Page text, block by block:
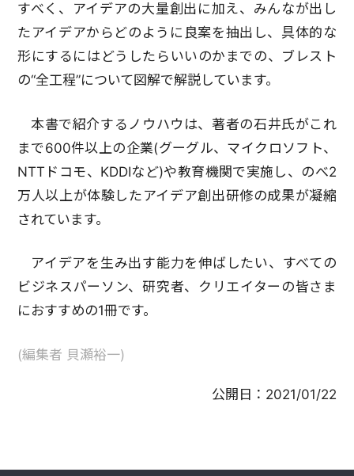
すべく、アイデアの大量創出に加え、みんなが出し
たアイデアからどのように良案を抽出し、具体的な
形にするにはどうしたらいいのかまでの、ブレスト
の“全工程”について図解で解説しています。
本書で紹介するノウハウは、著者の石井氏がこれ
まで600件以上の企業(グーグル、マイクロソフト、
NTTドコモ、KDDIなど)や教育機関で実施し、のべ2
万人以上が体験したアイデア創出研修の成果が凝縮
されています。
アイデアを生み出す能力を伸ばしたい、すべての
ビジネスパーソン、研究者、クリエイターの皆さま
におすすめの1冊です。
(編集者 貝瀬裕一)
公開日： 2021/01/22